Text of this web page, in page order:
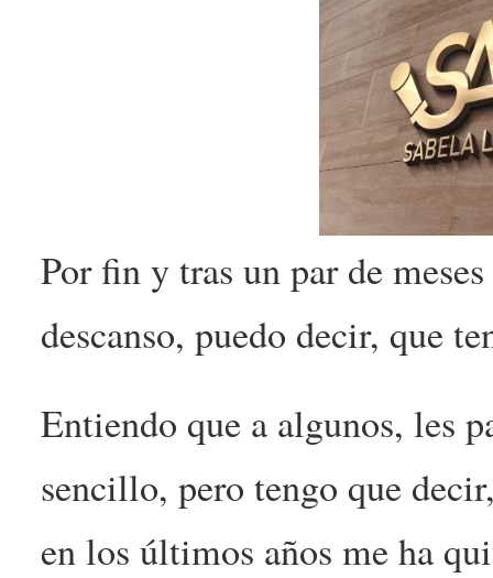
Por fin y tras un par de
descanso, puedo decir, que
Entiendo que a algunos, les
sencillo, pero tengo que
en los últimos años me ha